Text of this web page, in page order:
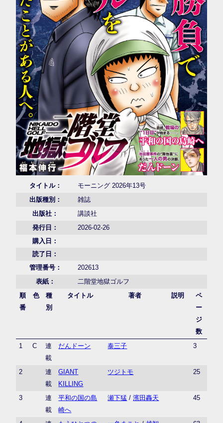
タイトル：
モーニング 2026年13号
出版種別：
雑誌
出版社：
講談社
発行日：
2026-02-26
購入日：
読了日：
管理番号：
202613
表紙：
二階堂地獄ゴルフ
順
番
色
種
別
タイトル 著者 説明
ペ
ー
ジ
数
1
C
連
載
だんドーン 泰三子 3
2
連
載
GIANT
KILLING
ツジトモ 25
3
連
載
平和の国の島
崎へ
瀬下猛 /濱田轟天 45